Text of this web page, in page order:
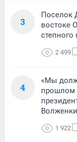
3
Поселок
востоке
степного
2 499
4
«Мы
прошлом
1 922